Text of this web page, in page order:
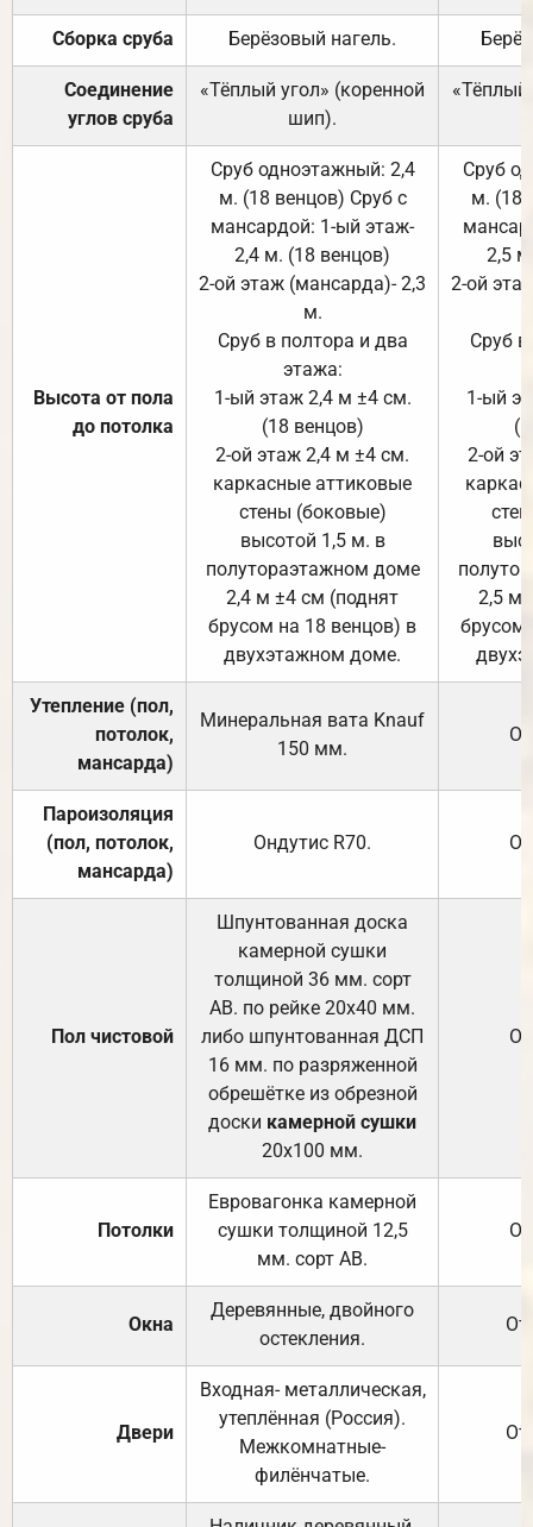
Сборка сруба Берёзовый нагель.
Соединение
углов сруба
«Тёплый угол» (коренной
шип).
«Тёплый
Высота от пола
до потолка
Сруб одноэтажный: 2,4
м. (18 венцов) Сруб с
мансардой: 1-ый этаж-
2,4 м. (18 венцов)
2-ой этаж (мансарда)- 2,3
м.
Сруб в полтора и два
этажа:
1-ый этаж 2,4 м ±4 см.
(18 венцов)
2-ой этаж 2,4 м ±4 см.
каркасные аттиковые
стены (боковые)
высотой 1,5 м. в
полутораэтажном доме
2,4 м ±4 см (поднят
брусом на 18 венцов) в
двухэтажном доме.
Сруб
м. (18
2,5
2-ой
Сруб
1-ый
2-ой
2,5 м
брусом
Утепление (пол,
потолок,
мансарда)
Минеральная вата Knauf
150 мм.
Пароизоляция
(пол, потолок,
мансарда)
Ондутис R70.
Пол чистовой
Шпунтованная доска
камерной сушки
толщиной 36 мм. сорт
АВ. по рейке 20х40 мм.
либо шпунтованная ДСП
16 мм. по разряженной
обрешётке из обрезной
доски камерной сушки
20х100 мм.
Потолки
Евровагонка камерной
сушки толщиной 12,5
мм. сорт АВ.
Окна
Деревянные, двойного
остекления.
Двери
Входная- металлическая,
утеплённая (Россия).
Межкомнатные-
филёнчатые.